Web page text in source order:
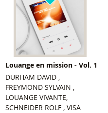
Louange en mission - Vol. 1
DURHAM DAVID ,
FREYMOND SYLVAIN ,
LOUANGE VIVANTE,
SCHNEIDER ROLF , VISA